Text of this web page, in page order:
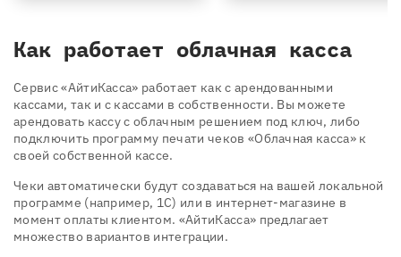
Как работает облачная касса
Cервис «АйтиКасса» работает как с арендованными
кассами, так и с кассами в собственности. Вы можете
арендовать кассу с облачным решением под ключ, либо
подключить программу печати чеков «Облачная касса» к
своей собственной кассе.
Чеки автоматически будут создаваться на вашей локальной
программе (например, 1С) или в интернет-магазине в
момент оплаты клиентом. «АйтиКасса» предлагает
множество вариантов интеграции.